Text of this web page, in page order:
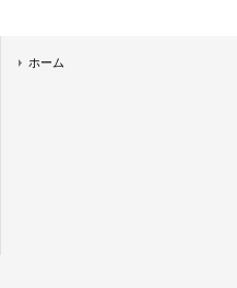
ホーム